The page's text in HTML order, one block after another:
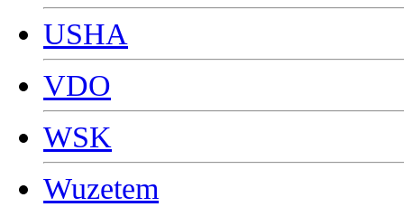
USHA
VDO
WSK
Wuzetem